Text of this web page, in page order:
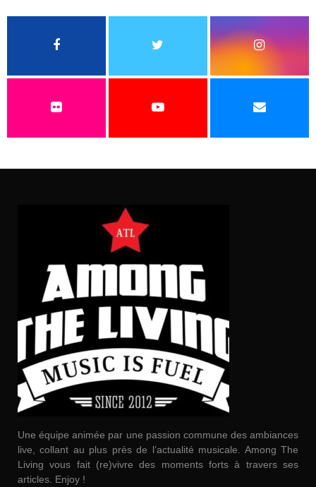
Une équipe animée par une passion commune des ambiances
live, collant au plus près de l’actualité musicale. Among The
Living vous fait (re)vivre des moments forts à travers ses
articles. Enjoy !